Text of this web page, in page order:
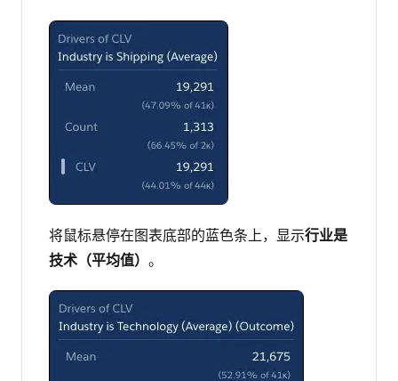
将鼠标悬停在图表底部的蓝色条上，显示行业是
技术（平均值） 。